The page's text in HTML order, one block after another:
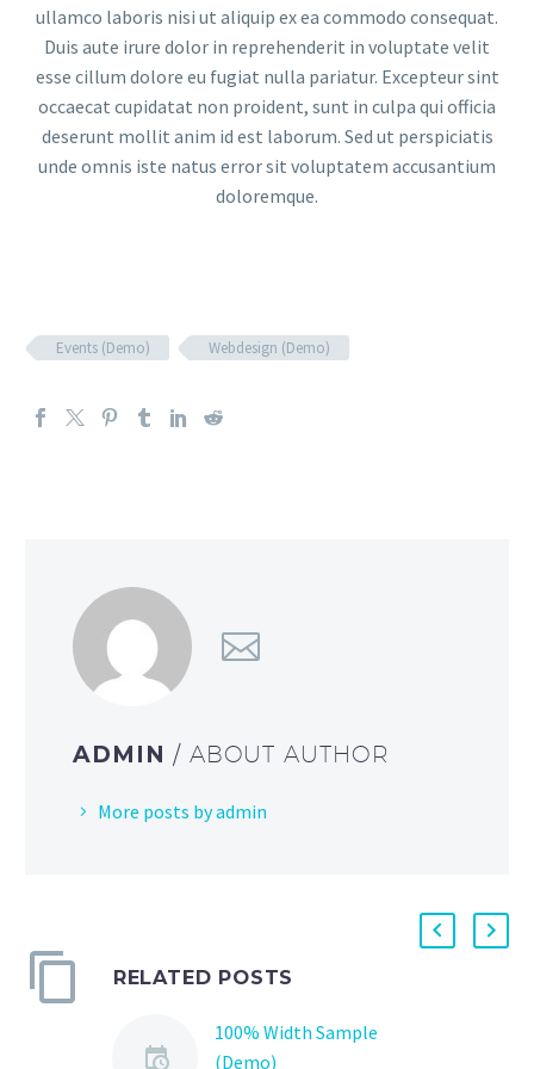
ullamco laboris nisi ut aliquip ex ea commodo consequat.
Duis aute irure dolor in reprehenderit in voluptate velit
esse cillum dolore eu fugiat nulla pariatur. Excepteur sint
occaecat cupidatat non proident, sunt in culpa qui officia
deserunt mollit anim id est laborum. Sed ut perspiciatis
unde omnis iste natus error sit voluptatem accusantium
doloremque.
Events (Demo) Webdesign (Demo)
ADMIN / ABOUT AUTHOR
More posts by admin
RELATED POSTS
100% Width Sample
(Demo)